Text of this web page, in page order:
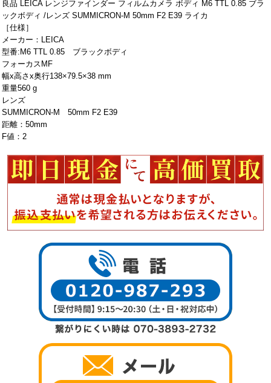
良品 LEICA レンジファインダー フィルムカメラ ボディ M6 TTL 0.85 ブラ
ックボディ /レンズ SUMMICRON-M 50mm F2 E39 ライカ
［仕様］
メーカー：LEICA
型番:M6 TTL 0.85 ブラックボディ
フォーカスMF
幅x高さx奥行138×79.5×38 mm
重量560 g
レンズ
SUMMICRON-M 50mm F2 E39
距離：50mm
F値：2